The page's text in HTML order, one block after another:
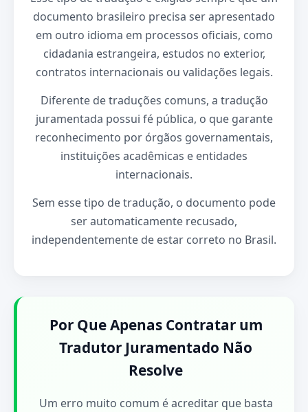
documento brasileiro precisa ser apresentado
em outro idioma em processos oficiais, como
cidadania estrangeira, estudos no exterior,
contratos internacionais ou validações legais.
Diferente de traduções comuns, a tradução
juramentada possui fé pública, o que garante
reconhecimento por órgãos governamentais,
instituições acadêmicas e entidades
internacionais.
Sem esse tipo de tradução, o documento pode
ser automaticamente recusado,
independentemente de estar correto no Brasil.
Por Que Apenas Contratar um
Tradutor Juramentado Não
Resolve
Um erro muito comum é acreditar que basta